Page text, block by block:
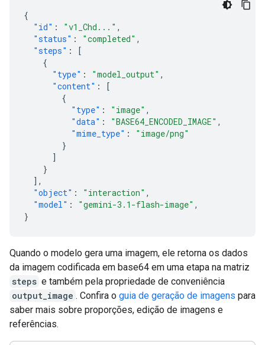
{
"id" : "v1_Chd..." ,
"status" : "completed" ,
"steps" :
[
{
"type" : "model_output" ,
"content" :
[
{
"type" : "image" ,
"data" : "BASE64_ENCODED_IMAGE" ,
"mime_type" :
"image/png"
}
]
}
],
"object" : "interaction" ,
"model" : "gemini-3.1-flash-image" ,
}
Quando o modelo gera uma imagem, ele retorna os dados
da imagem codificada em base64 em uma etapa na matriz
steps e também pela propriedade de conveniência
output_image . Confira o guia de geração de imagens para
saber mais sobre proporções, edição de imagens e
referências.